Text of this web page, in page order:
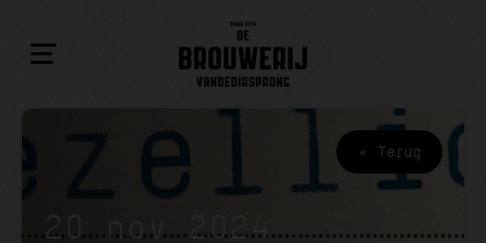
20 nov 2024
Terug